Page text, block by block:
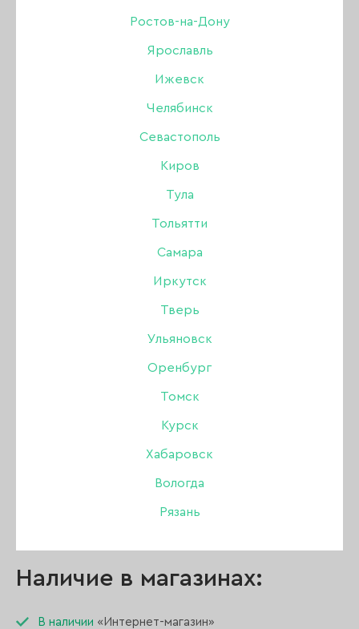
Ростов-на-Дону
Ярославль
Ижевск
Челябинск
Севастополь
Киров
Тула
Тольятти
Самара
Иркутск
Тверь
Ульяновск
Оренбург
Томск
Курск
Хабаровск
Вологда
Рязань
Seashell 03, 15 гр.
4 нежных оттенка с мелким шиммером и
перламутровым сиянием!
Наличие в магазинах:
В наличии «Интернет-магазин»